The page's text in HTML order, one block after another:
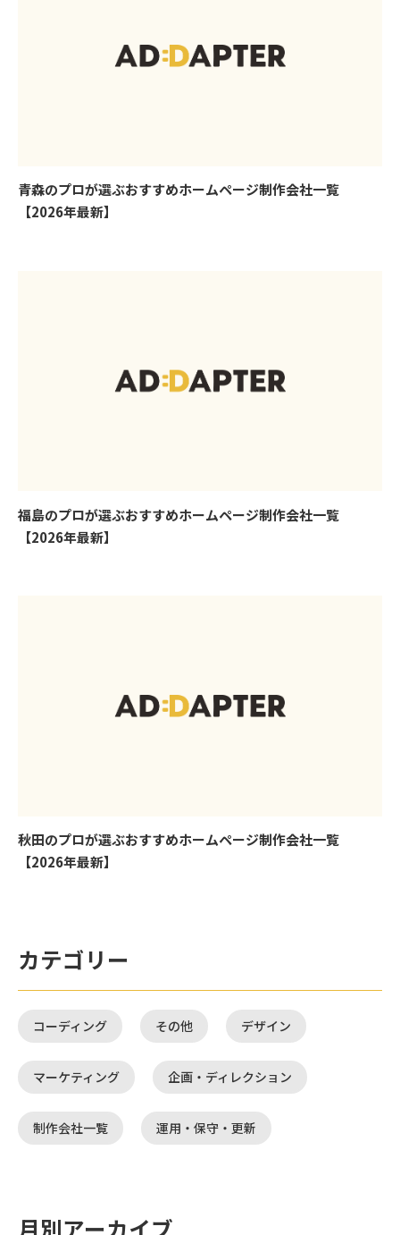
青森のプロが選ぶおすすめホームページ制作会社一覧
【2026年最新】
福島のプロが選ぶおすすめホームページ制作会社一覧
【2026年最新】
秋田のプロが選ぶおすすめホームページ制作会社一覧
【2026年最新】
カテゴリー
コーディング その他 デザイン
マーケティング 企画・ディレクション
制作会社一覧 運用・保守・更新
月別アーカイブ